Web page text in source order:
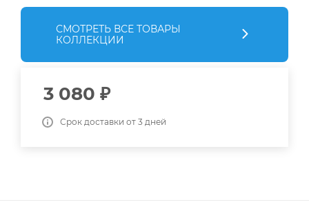
СМОТРЕТЬ ВСЕ ТОВАРЫ
КОЛЛЕКЦИИ
3 080 ₽
Срок доставки от 3 дней